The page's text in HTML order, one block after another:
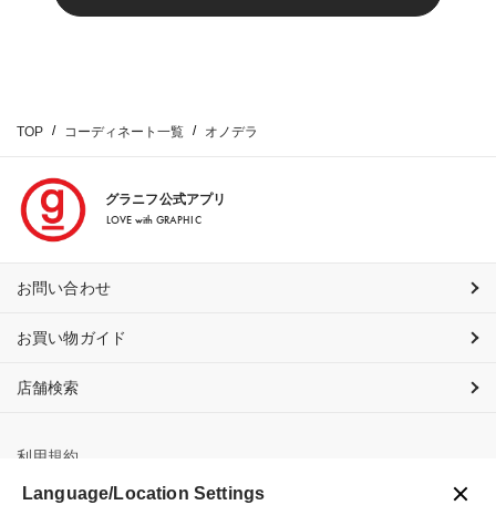
TOP コーディネート一覧 オノデラ
グラニフ公式アプリ
LOVE with GRAPHIC
お問い合わせ
お買い物ガイド
店舗検索
利用規約
Language/Location Settings